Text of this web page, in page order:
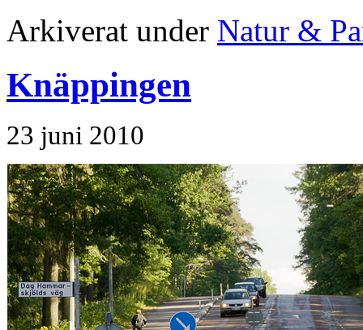
Arkiverat under Natur &
Knäppingen
23 juni 2010